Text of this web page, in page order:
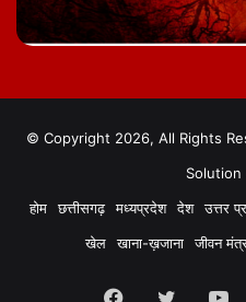
© Copyright 2026, All Rights
Solution
होम
छत्तीसगढ़ मध्यप्रदेश देश उत्तर
खेल
खाना-ख़जाना जीवन
Facebook
Twitter